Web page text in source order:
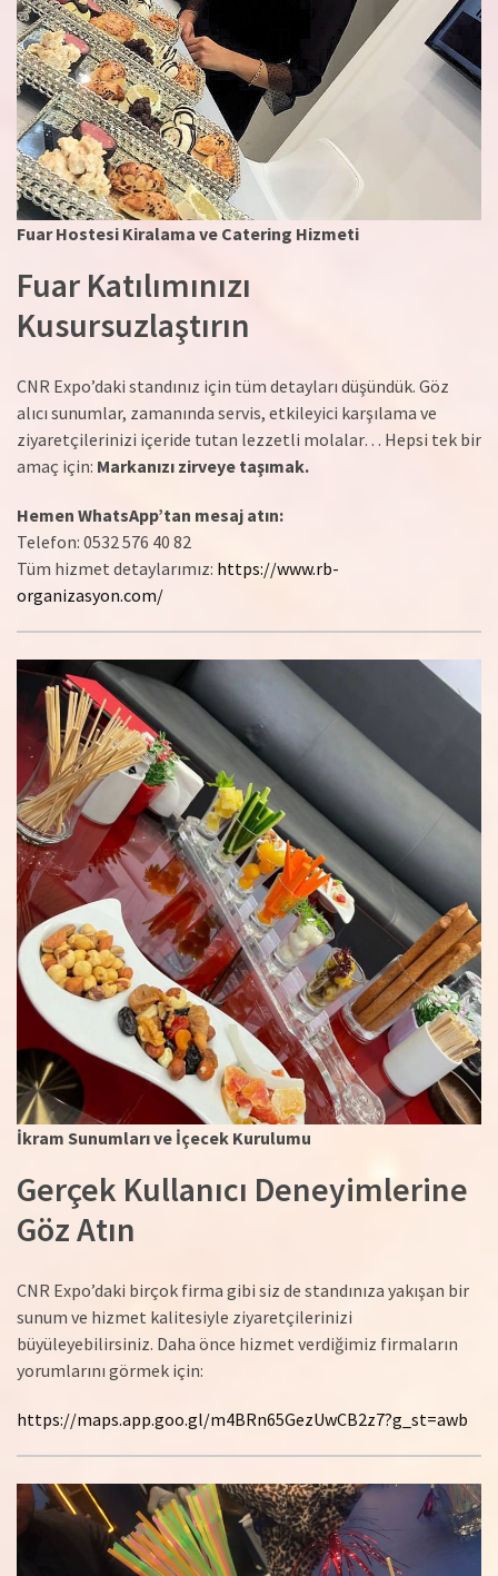
Fuar Hostesi Kiralama ve Catering Hizmeti
Fuar Katılımınızı
Kusursuzlaştırın
CNR Expo’daki standınız için tüm detayları düşündük. Göz
alıcı sunumlar, zamanında servis, etkileyici karşılama ve
ziyaretçilerinizi içeride tutan lezzetli molalar… Hepsi tek bir
amaç için: Markanızı zirveye taşımak.
Hemen WhatsApp’tan mesaj atın:
Telefon: 0532 576 40 82
Tüm hizmet detaylarımız: https://www.rb-
organizasyon.com/
İkram Sunumları ve İçecek Kurulumu
Gerçek Kullanıcı Deneyimlerine
Göz Atın
CNR Expo’daki birçok firma gibi siz de standınıza yakışan bir
sunum ve hizmet kalitesiyle ziyaretçilerinizi
büyüleyebilirsiniz. Daha önce hizmet verdiğimiz firmaların
yorumlarını görmek için:
https://maps.app.goo.gl/m4BRn65GezUwCB2z7?g_st=awb